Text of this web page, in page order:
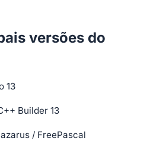
versões do
13
Builder 13
/ FreePascal